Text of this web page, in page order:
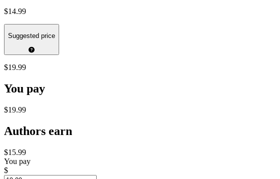
$14.99
Suggested price
$19.99
You pay
$19.99
Authors earn
$15.99
You pay
$